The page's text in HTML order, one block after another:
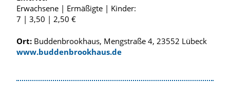
Erwachsene | Ermäßigte | Kinder:
7 | 3,50 | 2,50 €
Ort: Buddenbrookhaus, Mengstraße 4, 23552 Lübeck
www.buddenbrookhaus.de